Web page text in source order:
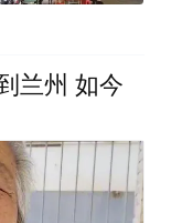
如今